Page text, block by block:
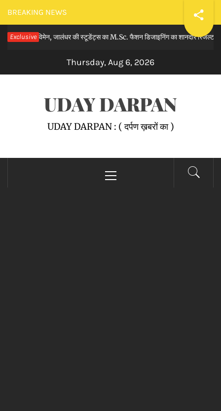
Skip
to
content
BREAKING NEWS
Exclusive
विमेन, जालंधर की स्टूडेंट्स का M.Sc. फैशन डिजाइनिंग का शानदार रिजल्ट घोषित
Thursday, Aug 6, 2026
UDAY DARPAN
UDAY DARPAN : ( दर्पण ख़बरों का )
Menu